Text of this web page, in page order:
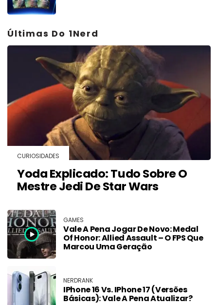
Últimas Do 1Nerd
CURIOSIDADES
Yoda Explicado: Tudo Sobre O
Mestre Jedi De Star Wars
GAMES
Vale A Pena Jogar De Novo: Medal
Of Honor: Allied Assault – O FPS Que
Marcou Uma Geração
NERDRANK
IPhone 16 Vs. IPhone 17 (versões
Básicas): Vale A Pena Atualizar?